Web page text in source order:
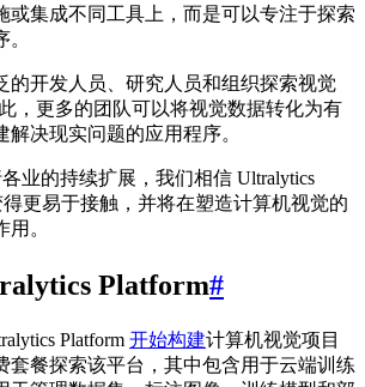
或集成不同工具上，而是可以专注于探索
的开发人员、研究人员和组织探索视觉
，更多的团队可以将视觉数据转化为有
决现实问题的应用程序。
业的持续扩展，我们相信 Ultralytics
得更易于接触，并将在塑造计算机视觉的
。
Platform#
Platform 开始构建计算机视觉项目
套餐探索该平台，其中包含用于云端训练